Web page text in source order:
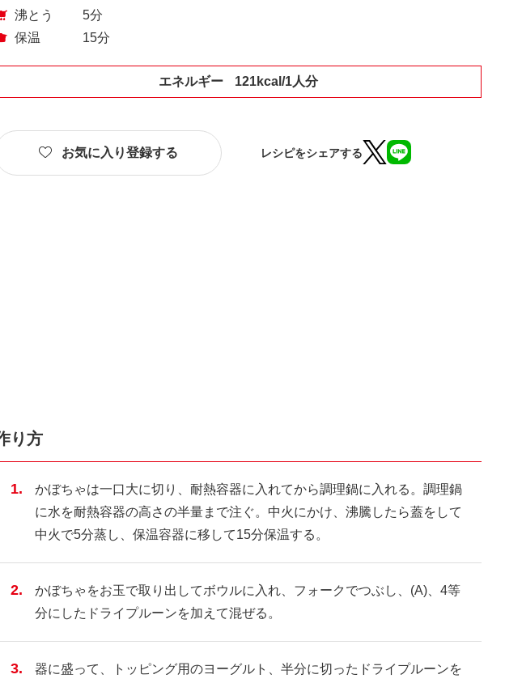
沸とう
5分
保温
15分
エネルギー 121kcal/1人分
お気に入り登録する レシピをシェアする
り方
かぼちゃは一口大に切り、耐熱容器に入れてから調理鍋に入れる。調理鍋
に水を耐熱容器の高さの半量まで注ぐ。中火にかけ、沸騰したら蓋をして
中火で5分蒸し、保温容器に移して15分保温する。
かぼちゃをお玉で取り出してボウルに入れ、フォークでつぶし、(A)、4等
分にしたドライプルーンを加えて混ぜる。
器に盛って、トッピング用のヨーグルト、半分に切ったドライプルーンを